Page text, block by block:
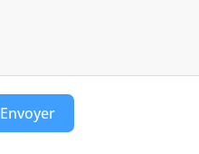
Envoyer